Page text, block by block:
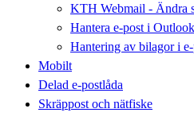
KTH Webmail - Ändra
Hantera e-post i Outlook
Hantering av bilagor i
Mobilt
Delad e-postlåda
Skräppost och nätfiske